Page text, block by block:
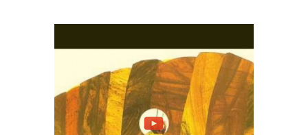
библиотеке.
Что из этого получится, судить вам.